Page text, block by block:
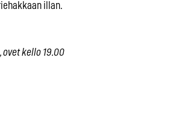
illan.
ovet kello 19.00